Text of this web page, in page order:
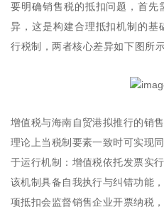
要明确销售税的抵扣问题，首先
异，这是构建合理抵扣机制的基
行税制，两者核心差异如下图所示
增值税与海南自贸港拟推行的销
理论上当税制要素一致时可实现
于运行机制：增值税依托发票实
该机制具备自我执行与纠错功能
项抵扣会监督销售企业开票纳税